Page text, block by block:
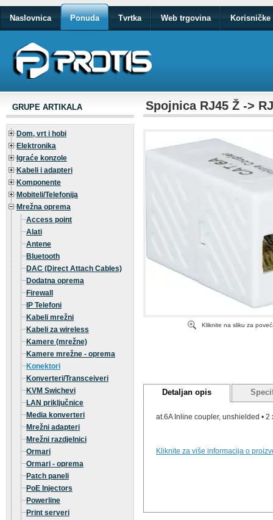
Naslovnica Ponuda Tvrtka Web trgovina Korisničke
GRUPE ARTIKALA
Dom, vrt i hobi
Elektronika
Igraće konzole
Kabeli i adapteri
Komponente
Mobiteli/Telefonija
Mrežna oprema
Access point
Alati
Antene
Bluetooth
DAC (Direct Attach Cables)
Dodatna oprema
Firewall
IP Telefoni
Kabeli mrežni
Kabeli za wireless
Kamere (mrežne)
Kamere mrežne - oprema
Konektori
Konverteri/Transceiveri
KVM Swichevi
LAN priključnice
Media konverteri
Mrežni adapteri
Mrežni razdjelnici
Ormari
Ormari - oprema
Patch paneli
PoE Injectors
Powerline
Print serveri
Spojnica RJ45 Ž ->
Kliknite na sliku za
Detaljan opis
at.6A Inline coupler, unshielded •
Kliknite za više informacija o